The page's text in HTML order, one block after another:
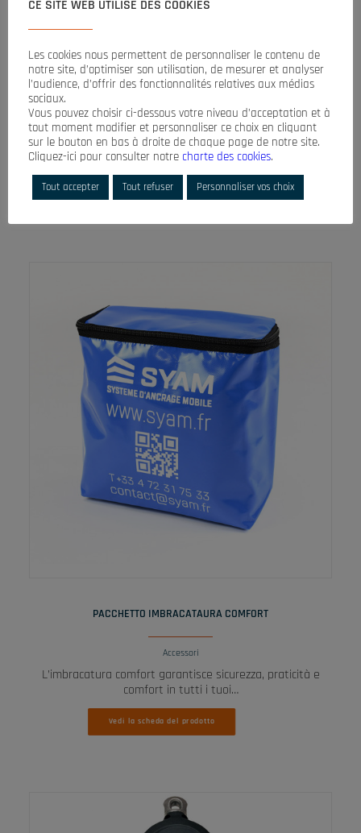
LEGGI TUTTO
KIT PROTECT SH
Accessori
Per chi ha già un’imbracatura !
Protect Kit è la soluzione completa che vi…
Vedi la scheda del prodotto
PACCHETTO IMBRACATAURA COMFORT
Accessori
L’imbracatura comfort garantisce sicurezza, praticità e
comfort in tutti i tuoi…
Vedi la scheda del prodotto
CE SITE WEB UTILISE DES COOKIES
Les cookies nous permettent de personnaliser le contenu de
notre site, d’optimiser son utilisation, de mesurer et analyser
l’audience, d’offrir des fonctionnalités relatives aux médias
sociaux.
Vous pouvez choisir ci-dessous votre niveau d’acceptation et à
tout moment modifier et personnaliser ce choix en cliquant
sur le bouton en bas à droite de chaque page de notre site.
Cliquez-ici pour consulter notre charte des cookies.
Tout accepter Tout refuser Personnaliser vos choix